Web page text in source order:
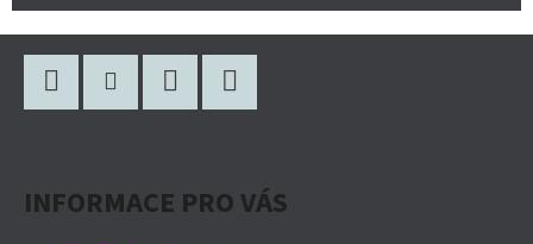
INFORMACE PRO VÁS